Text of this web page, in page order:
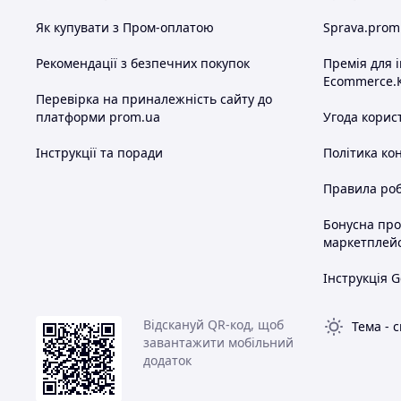
де
Як купувати з Пром-оплатою
Рекомендації з безпечних покупок
Перевірка на приналежність сайту до
платформи prom.ua
Інструкції та поради
Премія для
Угода
Політика
Правила
Бонусна
Інструкція
Відскануй QR-код, щоб
завантажити мобільний
додаток
Тема -